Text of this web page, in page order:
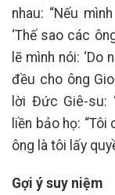
nhau: “Nếu
‘Thế sao các
lẽ mình nói: ‘Do
đều cho ông
lời Đức Giê-su:
liền bảo họ:
ông là tôi lấy
Gợi ý suy niệm